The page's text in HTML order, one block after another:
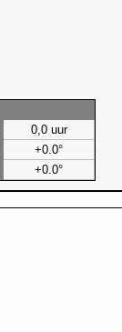
0,0 uur
+0.0°
+0.0°